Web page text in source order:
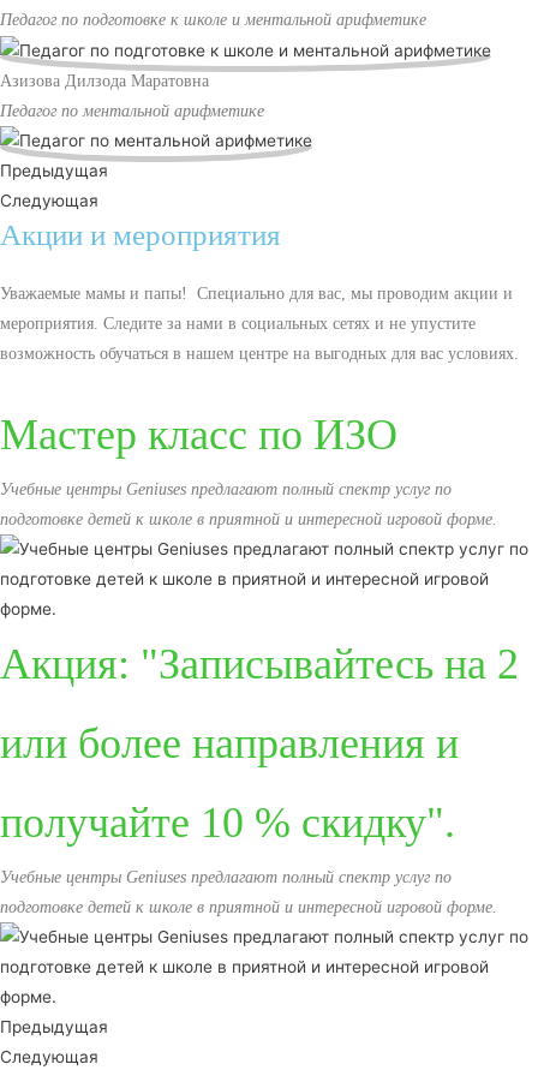
Педагог по подготовке к школе и ментальной арифметике
Азизова Дилзода Маратовна
Педагог по ментальной арифметике
Предыдущая
Следующая
Акции и мероприятия
Уважаемые мамы и папы! Специально для вас, мы проводим акции и
мероприятия. Следите за нами в социальных сетях и не упустите
возможность обучаться в нашем центре на выгодных для вас условиях.
Мастер класс по ИЗО
Учебные центры Geniuses предлагают полный спектр услуг по
подготовке детей к школе в приятной и интересной игровой форме.
Акция: "Записывайтесь на 2
или более направления и
получайте 10 % скидку".
Учебные центры Geniuses предлагают полный спектр услуг по
подготовке детей к школе в приятной и интересной игровой форме.
Предыдущая
Следующая